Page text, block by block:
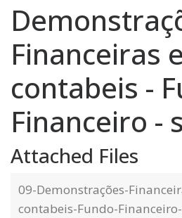
Financeiras e
contabeis -
Financeiro -
Attached Files
09-Demonstrações-
contabeis-Fundo-